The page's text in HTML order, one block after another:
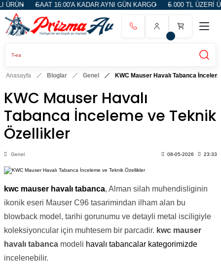
SAAT 16:00'A KADAR AYNI GÜN KARGO 5.000 TL ÜZERİ
Anasayfa Bloglar Genel KWC Mauser Havalı Tabanca
KWC Mauser Havalı
Tabanca İnceleme ve Teknik
Özellikler
Genel 08-05-2026 23:33
kwc mauser havalı tabanca, Alman silah muhendisliginin
ikonik eseri Mauser C96 tasarimindan ilham alan bu
blowback model, tarihi gorunumu ve detayli metal isciligiyle
koleksiyoncular için muhtesem bir parcadir. kwc mauser
havalı tabanca modeli havalı tabancalar kategorimizde
incelenebilir.